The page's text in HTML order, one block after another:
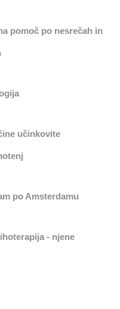
pomoč po nesrečah in
učinkovite
po Amsterdamu
- njene